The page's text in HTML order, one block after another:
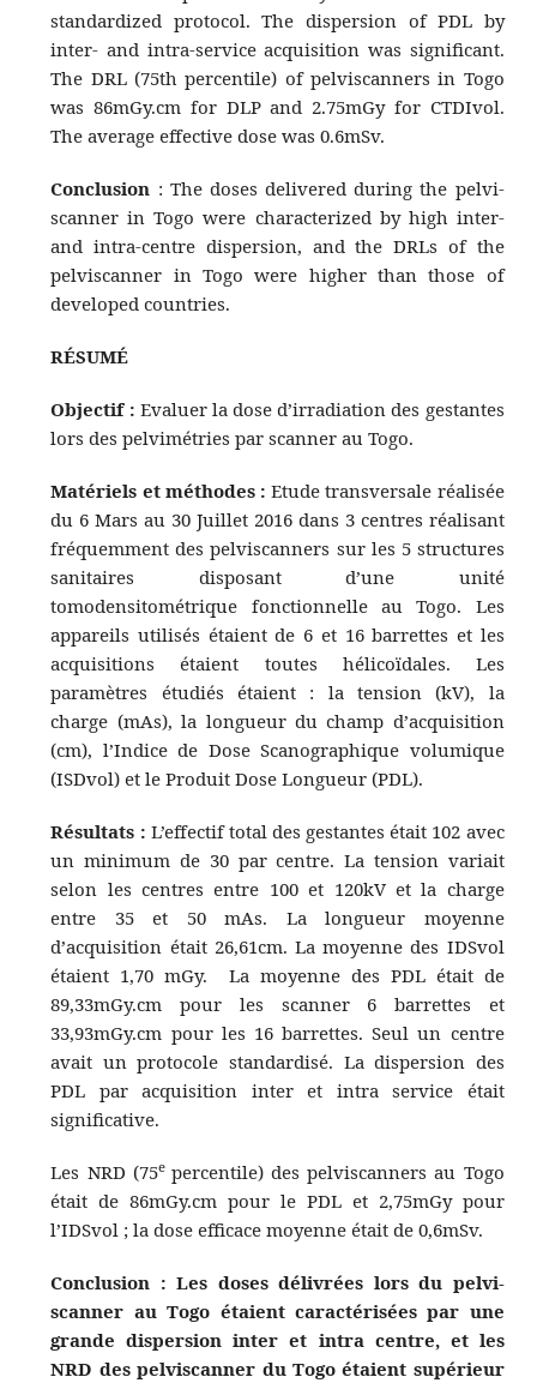
standardized protocol. The dispersion of PDL by
inter- and intra-service acquisition was significant.
The DRL (75th percentile) of pelviscanners in Togo
was 86mGy.cm for DLP and 2.75mGy for CTDIvol.
The average effective dose was 0.6mSv.
Conclusion : The doses delivered during the pelvi-
scanner in Togo were characterized by high inter-
and intra-centre dispersion, and the DRLs of the
pelviscanner in Togo were higher than those of
developed countries.
RÉSUMÉ
Objectif : Evaluer la dose d’irradiation des gestantes
lors des pelvimétries par scanner au Togo.
Matériels et méthodes :Etude transversale réalisée
du 6 Mars au 30 Juillet 2016 dans 3 centres réalisant
fréquemment des pelviscanners sur les 5 structures
sanitaires disposant d’une unité
tomodensitométrique fonctionnelle au Togo. Les
appareils utilisés étaient de 6 et 16 barrettes et les
acquisitions étaient toutes hélicoïdales. Les
paramètres étudiés étaient : la tension (kV), la
charge (mAs), la longueur du champ d’acquisition
(cm), l’Indice de Dose Scanographique volumique
(ISDvol) et le Produit Dose Longueur (PDL).
Résultats : L’effectif total des gestantes était 102 avec
un minimum de 30 par centre. La tension variait
selon les centres entre 100 et 120kV et la charge
entre 35 et 50 mAs. La longueur moyenne
d’acquisition était 26,61cm. La moyenne des IDSvol
étaient 1,70 mGy. La moyenne des PDL était de
89,33mGy.cm pour les scanner 6 barrettes et
33,93mGy.cm pour les 16 barrettes. Seul un centre
avait un protocole standardisé. La dispersion des
PDL par acquisition inter et intra service était
significative.
Les NRD (75e percentile) des pelviscanners au Togo
était de 86mGy.cm pour le PDL et 2,75mGy pour
l’IDSvol ; la dose efficace moyenne était de 0,6mSv.
Conclusion : Les doses délivrées lors du pelvi-
scanner au Togo étaient caractérisées par une
grande dispersion inter et intra centre, et les
NRD des pelviscanner du Togo étaient supérieur